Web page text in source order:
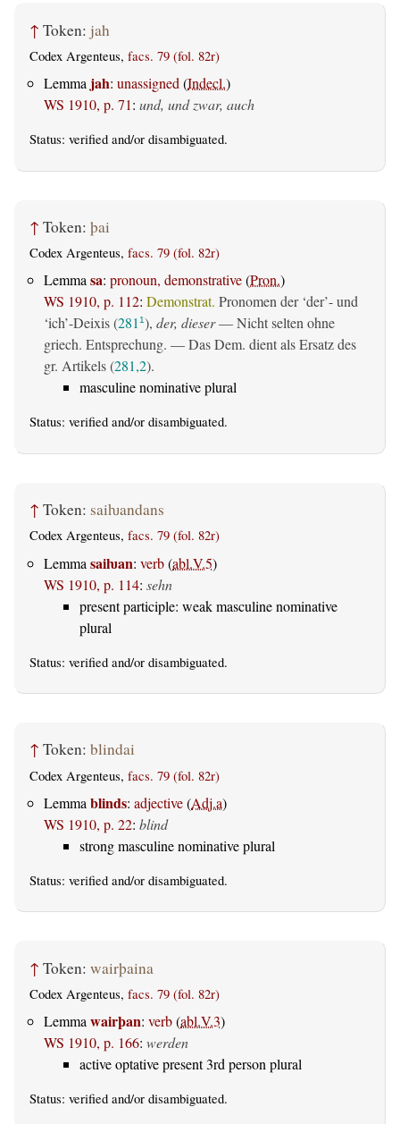
↑ Token: jah
Codex Argenteus, facs. 79 (fol. 82r)
Lemma jah: unassigned (Indecl.)
WS 1910, p. 71: und, und zwar, auch
Status: verified and/or disambiguated.
↑ Token: þai
Codex Argenteus, facs. 79 (fol. 82r)
Lemmasa: pronoun, demonstrative(Pron.)
WS 1910, p. 112: Demonstrat. Pronomen der ‘der’- und
‘ich’-Deixis (281 1), der, dieser— Nicht selten ohne
griech. Entsprechung. — Das Dem. dient als Ersatz des
gr. Artikels (281,2).
masculine nominative plural
Status: verified and/or disambiguated.
↑ Token: saiƕandans
Codex Argenteus, facs. 79 (fol. 82r)
Lemma saiƕan: verb(abl.V.5)
WS 1910, p. 114: sehn
present participle: weak masculine nominative
plural
Status: verified and/or disambiguated.
↑ Token: blindai
Codex Argenteus, facs. 79 (fol. 82r)
Lemma blinds: adjective(Adj.a)
WS 1910, p. 22: blind
strong masculine nominative plural
Status: verified and/or disambiguated.
↑ Token: wairþaina
Codex Argenteus, facs. 79 (fol. 82r)
Lemmawairþan: verb(abl.V.3)
WS 1910, p. 166: werden
active optative present 3rd person plural
Status: verified and/or disambiguated.